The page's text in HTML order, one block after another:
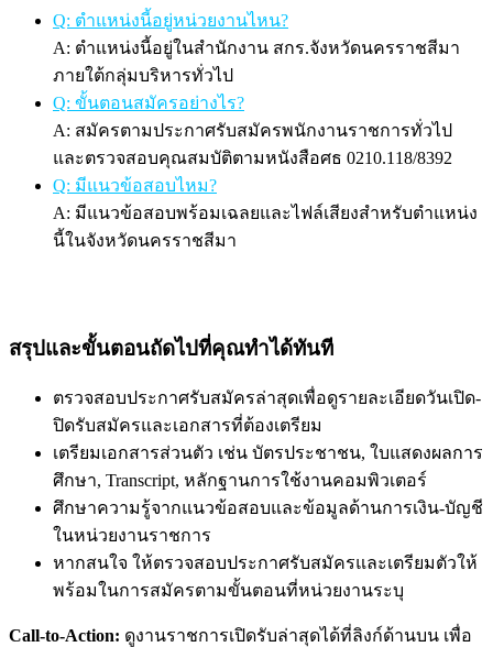
Q: ตำแหน่งนี้อยู่หน่วยงานไหน?
A: ตำแหน่งนี้อยู่ในสำนักงาน สกร.จังหวัดนครราชสีมา
ภายใต้กลุ่มบริหารทั่วไป
Q: ขั้นตอนสมัครอย่างไร?
A: สมัครตามประกาศรับสมัครพนักงานราชการทั่วไป
และตรวจสอบคุณสมบัติตามหนังสือศธ 0210.118/8392
Q: มีแนวข้อสอบไหม?
A: มีแนวข้อสอบพร้อมเฉลยและไฟล์เสียงสำหรับตำแหน่ง
นี้ในจังหวัดนครราชสีมา
สรุปและขั้นตอนถัดไปที่คุณทำได้ทันที
ตรวจสอบประกาศรับสมัครล่าสุดเพื่อดูรายละเอียดวันเปิด-
ปิดรับสมัครและเอกสารที่ต้องเตรียม
เตรียมเอกสารส่วนตัว เช่น บัตรประชาชน, ใบแสดงผลการ
ศึกษา, Transcript, หลักฐานการใช้งานคอมพิวเตอร์
ศึกษาความรู้จากแนวข้อสอบและข้อมูลด้านการเงิน-บัญชี
ในหน่วยงานราชการ
หากสนใจ ให้ตรวจสอบประกาศรับสมัครและเตรียมตัวให้
พร้อมในการสมัครตามขั้นตอนที่หน่วยงานระบุ
Call-to-Action: ดูงานราชการเปิดรับล่าสุดได้ที่ลิงก์ด้านบน เพื่อ